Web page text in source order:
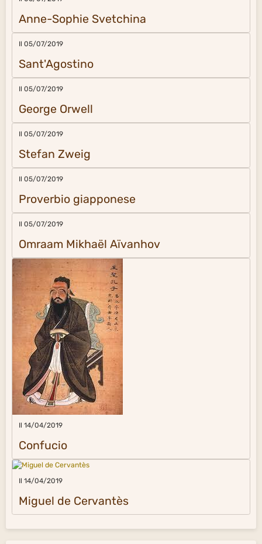
Anne-Sophie Svetchina
Il 05/07/2019
Sant'Agostino
Il 05/07/2019
George Orwell
Il 05/07/2019
Stefan Zweig
Il 05/07/2019
Proverbio giapponese
Il 05/07/2019
Omraam Mikhaël Aïvanhov
Il 14/04/2019
Confucio
Il 14/04/2019
Miguel de Cervantès